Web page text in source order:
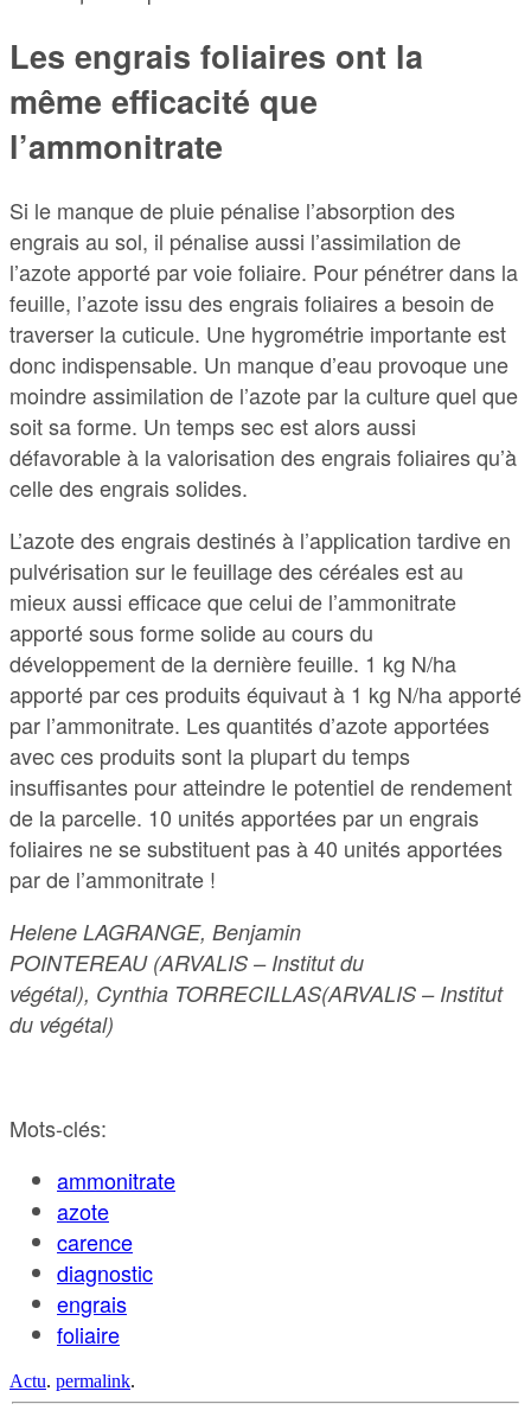
Les engrais foliaires ont la
même efficacité que
l’ammonitrate
Si le manque de pluie pénalise l’absorption des
engrais au sol, il pénalise aussi l’assimilation de
l’azote apporté par voie foliaire. Pour pénétrer dans la
feuille, l’azote issu des engrais foliaires a besoin de
traverser la cuticule. Une hygrométrie importante est
donc indispensable. Un manque d’eau provoque une
moindre assimilation de l’azote par la culture quel que
soit sa forme. Un temps sec est alors aussi
défavorable à la valorisation des engrais foliaires qu’à
celle des engrais solides.
L’azote des engrais destinés à l’application tardive en
pulvérisation sur le feuillage des céréales est au
mieux aussi efficace que celui de l’ammonitrate
apporté sous forme solide au cours du
développement de la dernière feuille. 1 kg N/ha
apporté par ces produits équivaut à 1 kg N/ha apporté
par l’ammonitrate. Les quantités d’azote apportées
avec ces produits sont la plupart du temps
insuffisantes pour atteindre le potentiel de rendement
de la parcelle. 10 unités apportées par un engrais
foliaires ne se substituent pas à 40 unités apportées
par de l’ammonitrate !
Helene LAGRANGE, Benjamin
POINTEREAU (ARVALIS – Institut du
végétal), Cynthia TORRECILLAS(ARVALIS – Institut
du végétal)
Mots-clés:
ammonitrate
azote
carence
diagnostic
engrais
foliaire
Actu. permalink.